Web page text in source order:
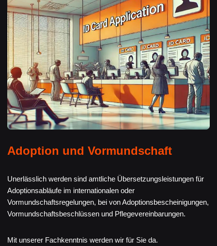
Adoption und Vormundschaft
Unerlässlich werden sind amtliche Übersetzungsleistungen für
Adoptionsabläufe im internationalen oder
Vormundschaftsregelungen, bei von Adoptionsbescheinigungen,
Vormundschaftsbeschlüssen und Pflegevereinbarungen.
Mit unserer Fachkenntnis werden wir für Sie da.